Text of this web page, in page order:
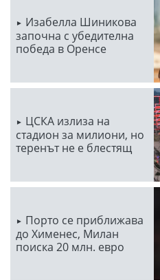
Изабелла Шиникова
започна с убедителна
победа в Оренсе
ЦСКА излиза на
стадион за милиони, но
теренът не е блестящ
Порто се приближава
до Хименес, Милан
поиска 20 млн. евро